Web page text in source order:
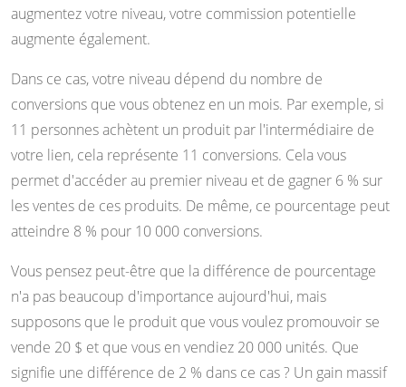
augmentez votre niveau, votre commission potentielle
augmente également.
Dans ce cas, votre niveau dépend du nombre de
conversions que vous obtenez en un mois. Par exemple, si
11 personnes achètent un produit par l'intermédiaire de
votre lien, cela représente 11 conversions. Cela vous
permet d'accéder au premier niveau et de gagner 6 % sur
les ventes de ces produits. De même, ce pourcentage peut
atteindre 8 % pour 10 000 conversions.
Vous pensez peut-être que la différence de pourcentage
n'a pas beaucoup d'importance aujourd'hui, mais
supposons que le produit que vous voulez promouvoir se
vende 20 $ et que vous en vendiez 20 000 unités. Que
signifie une différence de 2 % dans ce cas ? Un gain massif